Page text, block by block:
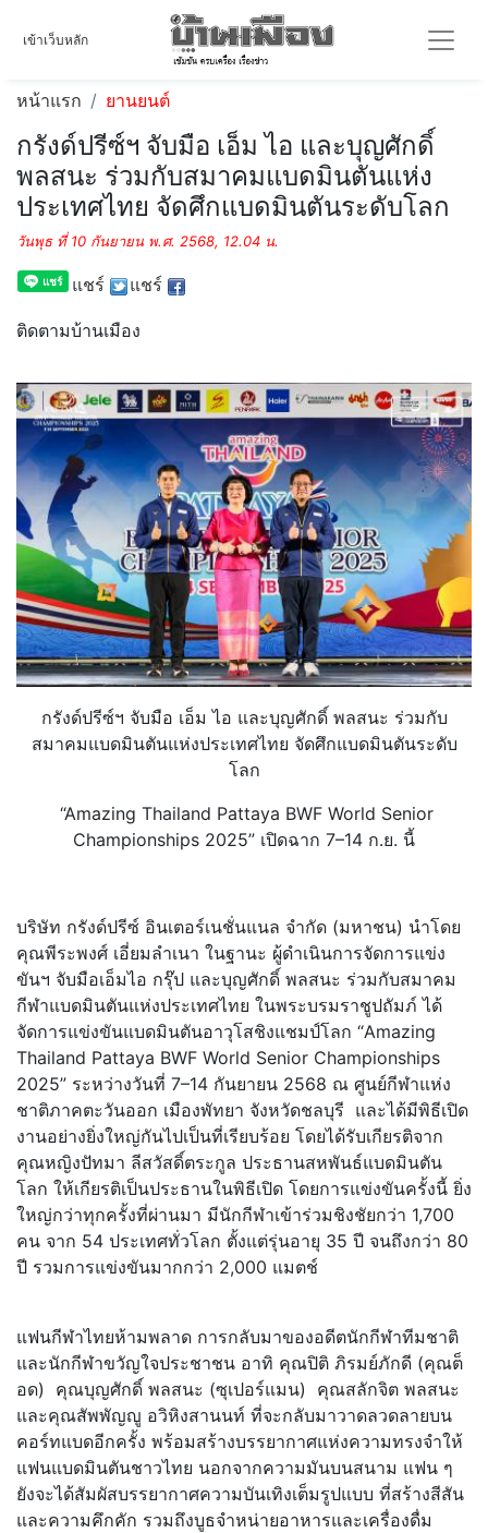
เข้าเว็บหลัก
หน้าแรก ยานยนต์
กรังด์ปรีซ์ฯ จับมือ เอ็ม ไอ และบุญศักดิ์
พลสนะ ร่วมกับสมาคมแบดมินตันแห่ง
ประเทศไทย จัดศึกแบดมินตันระดับโลก
วันพุธ ที่ 10 กันยายน พ.ศ. 2568, 12.04 น.
แชร์ แชร์
ติดตามบ้านเมือง
กรังด์ปรีซ์ฯ จับมือ เอ็ม ไอ และบุญศักดิ์ พลสนะ ร่วมกับ
สมาคมแบดมินตันแห่งประเทศไทย จัดศึกแบดมินตันระดับ
โลก
“Amazing Thailand Pattaya BWF World Senior
Championships 2025” เปิดฉาก 7–14 ก.ย. นี้
บริษัท กรังด์ปรีซ์ อินเตอร์เนชั่นแนล จำกัด (มหาชน) นำโดย
คุณพีระพงศ์ เอี่ยมลำเนา ในฐานะ ผู้ดำเนินการจัดการแข่ง
ขันฯ จับมือเอ็มไอ กรุ๊ป และบุญศักดิ์ พลสนะ ร่วมกับสมาคม
กีฬาแบดมินตันแห่งประเทศไทย ในพระบรมราชูปถัมภ์ ได้
จัดการแข่งขันแบดมินตันอาวุโสชิงแชมป์โลก “Amazing
Thailand Pattaya BWF World Senior Championships
2025” ระหว่างวันที่ 7–14 กันยายน 2568 ณ ศูนย์กีฬาแห่ง
ชาติภาคตะวันออก เมืองพัทยา จังหวัดชลบุรี และได้มีพิธีเปิด
งานอย่างยิ่งใหญ่กันไปเป็นที่เรียบร้อย โดยได้รับเกียรติจาก
คุณหญิงปัทมา ลีสวัสดิ์ตระกูล ประธานสหพันธ์แบดมินตัน
โลก ให้เกียรติเป็นประธานในพิธีเปิด โดยการแข่งขันครั้งนี้ ยิ่ง
ใหญ่กว่าทุกครั้งที่ผ่านมา มีนักกีฬาเข้าร่วมชิงชัยกว่า 1,700
คน จาก 54 ประเทศทั่วโลก ตั้งแต่รุ่นอายุ 35 ปี จนถึงกว่า 80
ปี รวมการแข่งขันมากกว่า 2,000 แมตช์
แฟนกีฬาไทยห้ามพลาด การกลับมาของอดีตนักกีฬาทีมชาติ
และนักกีฬาขวัญใจประชาชน อาทิ คุณปิติ ภิรมย์ภักดี (คุณต็
อด) คุณบุญศักดิ์ พลสนะ (ซุเปอร์แมน) คุณสลักจิต พลสนะ
และคุณสัพพัญญู อวิหิงสานนท์ ที่จะกลับมาวาดลวดลายบน
คอร์ทแบดอีกครั้ง พร้อมสร้างบรรยากาศแห่งความทรงจำให้
แฟนแบดมินตันชาวไทย นอกจากความมันบนสนาม แฟน ๆ
ยังจะได้สัมผัสบรรยากาศความบันเทิงเต็มรูปแบบ ที่สร้างสีสัน
และความคึกคัก รวมถึงบูธจำหน่ายอาหารและเครื่องดื่ม